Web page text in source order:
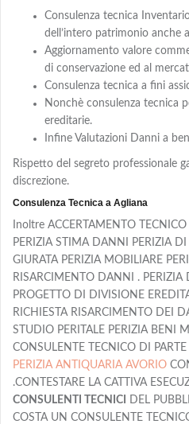
Consulenza tecnica
dell’intero patrimonio anche
Aggiornamento valore
di conservazione ed al
Consulenza tecnica a fini
Nonchè consulenza tecnica
ereditarie.
Infine Valutazioni Danni a
Rispetto del segreto professionale
discrezione.
Consulenza Tecnica a Agliana
Inoltre ACCERTAMENTO
PERIZIA STIMA DANNI PERIZIA DI
GIURATA PERIZIA MOBILIARE
RISARCIMENTO DANNI .
PROGETTO DI DIVISIONE
RICHIESTA RISARCIMENTO DEI
STUDIO PERITALE PERIZIA BENI
CONSULENTE TECNICO DI
PERIZIA ANTIQUARIA AVORIO
.CONTESTARE LA CATTIVA
CONSULENTI TECNICI
DEL
COSTA UN CONSULENTE